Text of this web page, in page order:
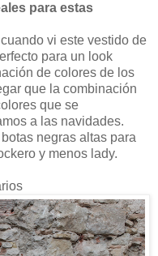
para estas
vi este vestido de
para un look
de colores de los
que la combinación
que se
a las navidades.
negras altas para
y menos lady.